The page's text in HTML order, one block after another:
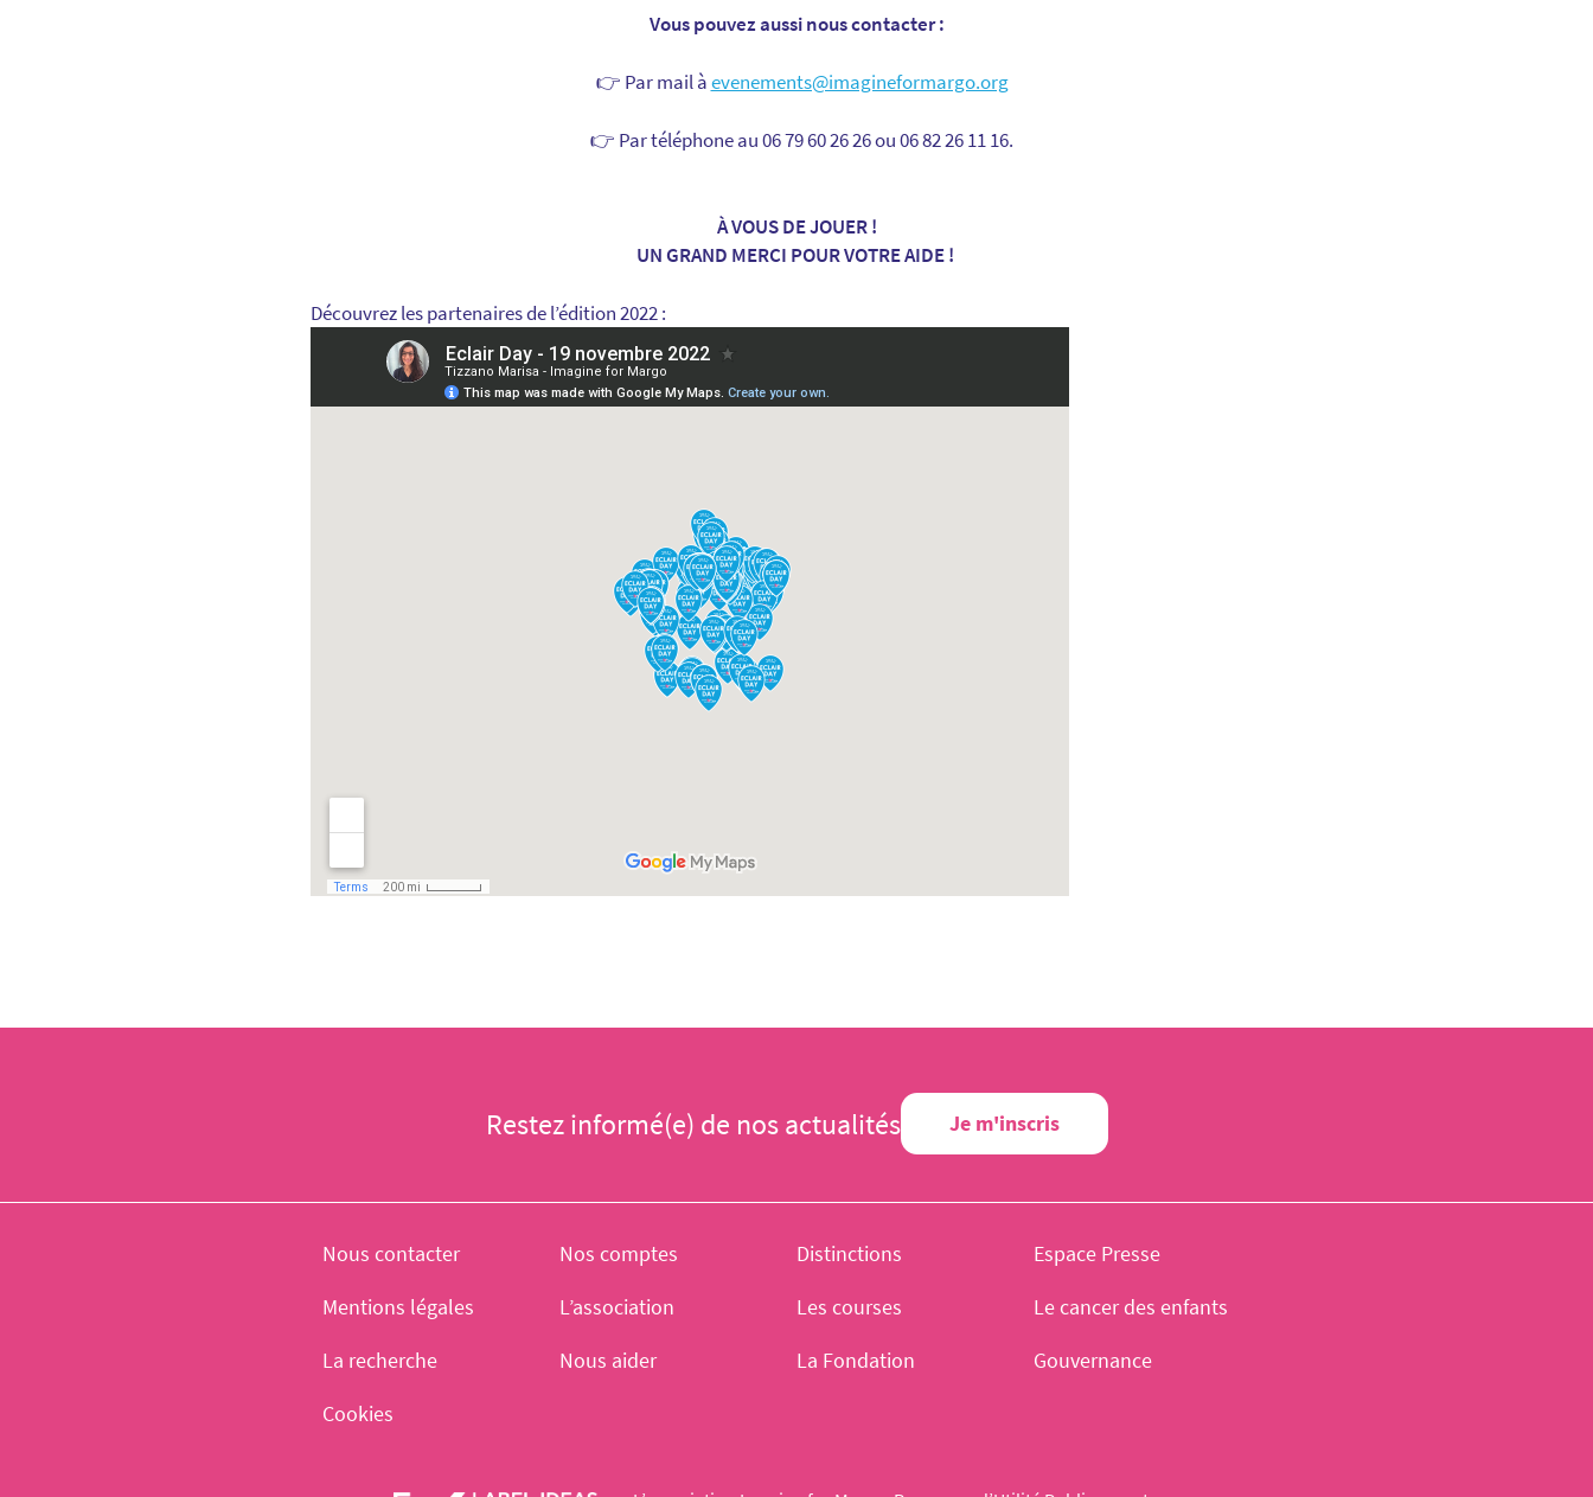
Vous pouvez aussi nous contacter :
👉 Parmailàevenements@imagineformargo.org
👉 Partéléphoneau 06 79 60 26 26 ou 06 82 26 11 16.
ÀVOUS DE JOUER !
UN GRAND MERCI POUR VOTRE AIDE !
Découvrez les partenaires de l’édition 2022 :
Restez informé(e) de nos actualités Je m'inscris
Nous contacter Nos comptes Distinctions
Espace Presse
Mentions légales
L’association Les courses
Le cancer des enfants
La recherche
Nous aider La Fondation
Gouvernance
Cookies